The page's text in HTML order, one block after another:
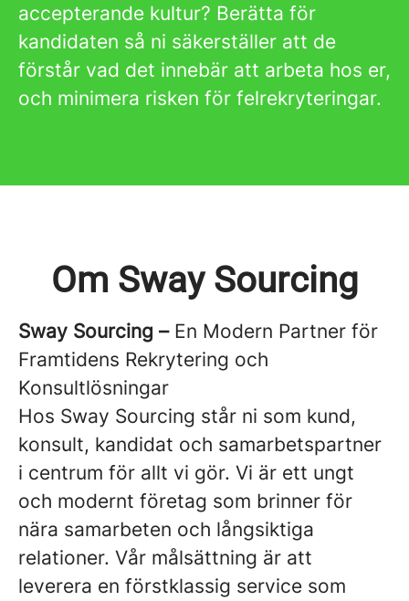
accepterande kultur? Berätta för
kandidaten så ni säkerställer att de
förstår vad det innebär att arbeta hos er,
och minimera risken för felrekryteringar.
Om Sway Sourcing
Sway Sourcing – En Modern Partner för
Framtidens Rekrytering och
Konsultlösningar
Hos Sway Sourcing står ni som kund,
konsult, kandidat och samarbetspartner
i centrum för allt vi gör. Vi är ett ungt
och modernt företag som brinner för
nära samarbeten och långsiktiga
relationer. Vår målsättning är att
leverera en förstklassig service som